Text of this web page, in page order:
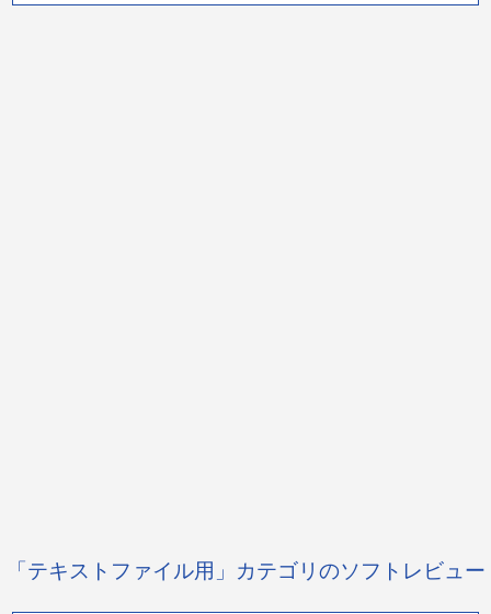
「テキストファイル用」カテゴリのソフトレビュー